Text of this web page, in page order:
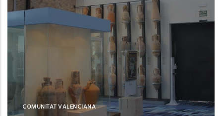
COMUNITAT VALENCIANA